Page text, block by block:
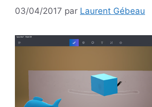
03/04/2017 par Laurent Gébeau